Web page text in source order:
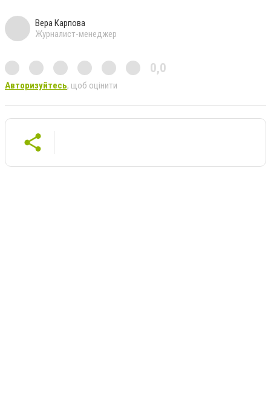
Вера Карпова
Журналист-менеджер
0,0
Авторизуйтесь, щоб оцінити